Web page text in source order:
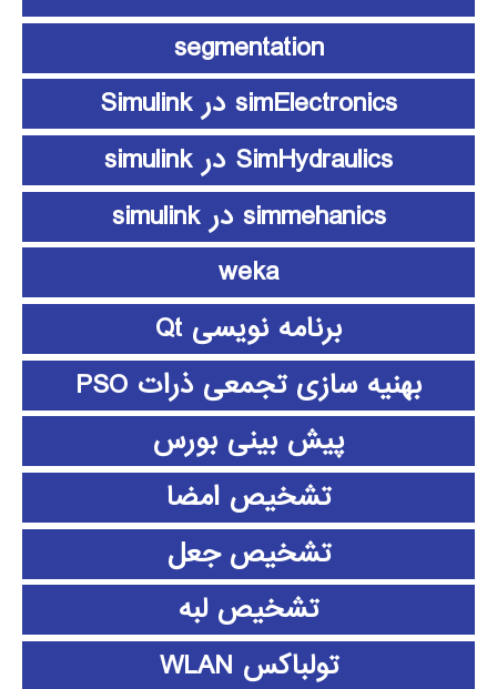
segmentation
simElectronics در Simulink
SimHydraulics در simulink
simmehanics در simulink
weka
برنامه نویسی Qt
بهنیه سازی تجمعی ذرات PSO
پیش بینی بورس
تشخیص امضا
تشخیص جعل
تشخیص لبه
تولباکس WLAN